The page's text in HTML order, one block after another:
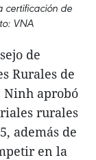
certificación de
VNA
de
Rurales de
aprobó
rurales
además de
en la